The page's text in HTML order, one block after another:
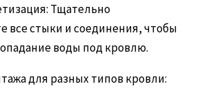
Тщательно
все стыки и соединения, чтобы
воды под кровлю.
для разных типов кровли: